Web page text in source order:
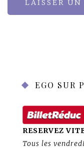
EGO SUR
RESERVEZ
Tous les